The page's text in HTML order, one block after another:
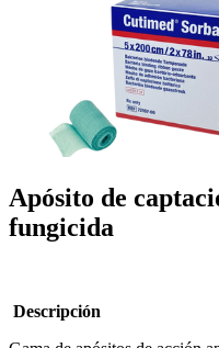
Apósito de
fungicida
Descripción